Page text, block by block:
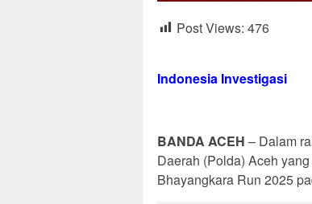
Post Views: 476
Indonesia Investigasi
BANDA ACEH – Dalam
Daerah (Polda) Aceh
Bhayangkara Run 2025